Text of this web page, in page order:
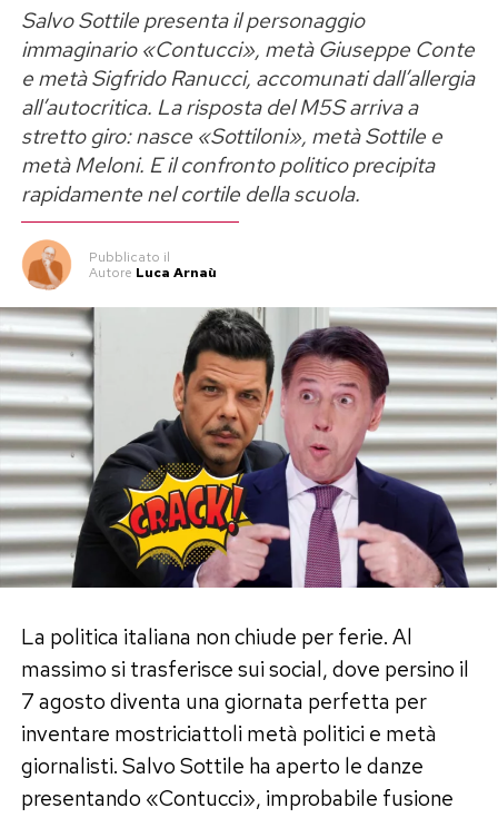
Salvo Sottile presenta il personaggio
immaginario «Contucci», metà Giuseppe Conte
e metà Sigfrido Ranucci, accomunati dall’allergia
all’autocritica. La risposta del M5S arriva a
stretto giro: nasce «Sottiloni», metà Sottile e
metà Meloni. E il confronto politico precipita
rapidamente nel cortile della scuola.
Pubblicato il
Autore Luca Arnaù
La politica italiana non chiude per ferie. Al
massimo si trasferisce sui social, dove persino il
7 agosto diventa una giornata perfetta per
inventare mostriciattoli metà politici e metà
giornalisti. Salvo Sottile ha aperto le danze
presentando «Contucci», improbabile fusione